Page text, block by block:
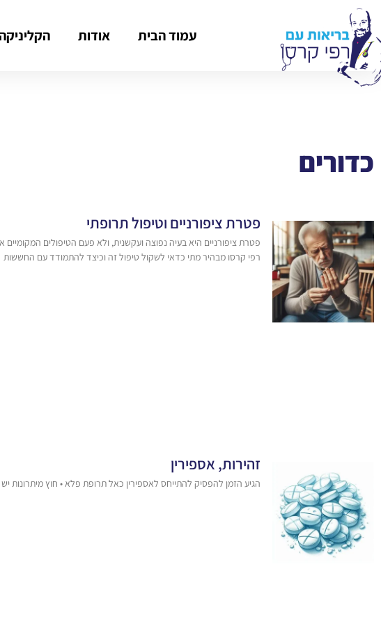
עמוד הבית אודות הקליניקה
כדורים
פטרת ציפורניים וטיפול תרופתי
פטרת ציפורניים היא בעיה נפוצה ועקשנית, ולא פעם הטיפולים
רפי קרסו מבהיר מתי כדאי לשקול טיפול זה וכיצד להתמודד עם החששות
זהירות, אספירין
הגיע הזמן להפסיק להתייחס לאספירין כאל תרופת פלא • חוץ מיתרונות